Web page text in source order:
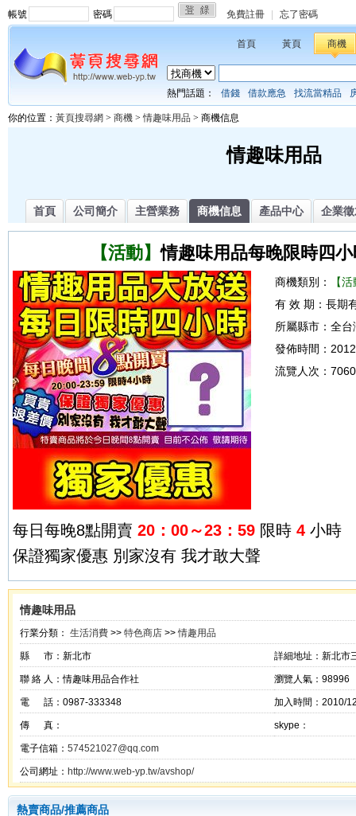
帳號 密碼 免費註冊 忘了密碼
首頁 黃頁 商機
熱門話題： 借錢 借款應急 找流當精品
你的位置： 黃頁搜尋網 > 商機 >情趣味用品 > 商機信息
情趣味用品
首頁 公司簡介 主營業務 商機信息 產品中心 企業
【活動】情趣味用品每晚限時四
商機類別：
【
有 效 期： 長期
所屬縣市： 全台
發佈時間：
流覽人次：
每日每晚8點開賣 20：00～23：59 限時 4 小時
保證獨家優惠 別家沒有 我才敢大聲
情趣味用品
行業分類： 生活消費 >> 特色商店 >>情趣用品
縣 市：新北市 詳細地址：新北市
聯 絡 人：情趣味用品合作社 瀏覽人氣：98996
電 話：0987-333348 加入時間：2010/
傳 真： skype：
電子信箱： 574521027@qq.com
公司網址： http://www.web-yp.tw/avshop/
熱賣商品/推薦商品